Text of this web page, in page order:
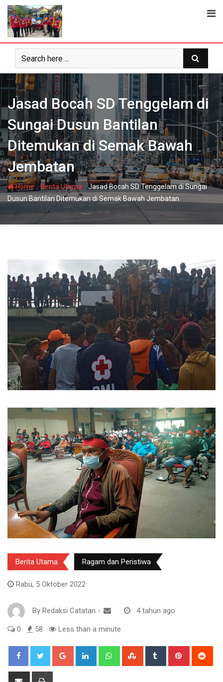
Skip
content
Jasad Bocah SD Tenggelam di
Sungai Dusun Bantilan
Ditemukan di Semak Bawah
Jembatan
Home-Berita Utama -Jasad Bocah SD Tenggelam di Sungai
Dusun Bantilan Ditemukan di Semak Bawah Jembatan
Berita Utama Ragam dan Peristiwa
Rabu, 5 Oktober 2022
By Redaksi Catatan - 4 tahun ago
0 58 Less than a minute
Google+ LinkedIn WhatsappStumbleUpon
Tumblr Pinterest
Share